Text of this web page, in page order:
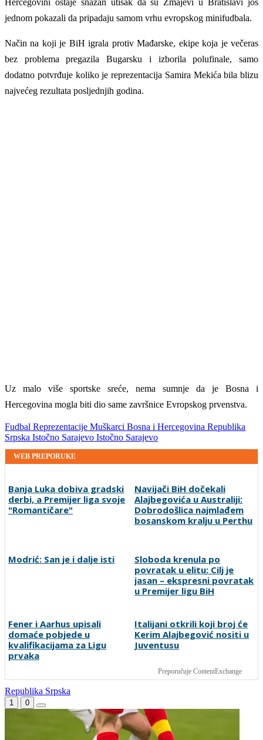
Hercegovini ostaje snažan utisak da su Zmajevi u Bratislavi još
jednom pokazali da pripadaju samom vrhu evropskog minifudbala.
Način na koji je BiH igrala protiv Mađarske, ekipe koja je večeras
bez problema pregazila Bugarsku i izborila polufinale, samo
dodatno potvrđuje koliko je reprezentacija Samira Mekića bila blizu
najvećeg rezultata posljednjih godina.
Uz malo više sportske sreće, nema sumnje da je Bosna i
Hercegovina mogla biti dio same završnice Evropskog prvenstva.
Fudbal Reprezentacije Muškarci Bosna i Hercegovina Republika
Srpska Istočno Sarajevo Istočno Sarajevo
WEB PREPORUKE
derbi, a Premijer liga svoje
"Romantičare"
Alajbegovića u Australiji:
Dobrodošlica najmlađem
bosanskom kralju u Perthu
Sloboda krenula po
povratak u elitu: Cilj je